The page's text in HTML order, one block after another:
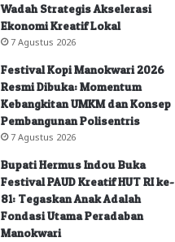
Wadah Strategis Akselerasi
Ekonomi Kreatif Lokal
7 Agustus 2026
Festival Kopi Manokwari 2026
Resmi Dibuka: Momentum
Kebangkitan UMKM dan Konsep
Pembangunan Polisentris
7 Agustus 2026
Bupati Hermus Indou Buka
Festival PAUD Kreatif HUT RI ke-
81: Tegaskan Anak Adalah
Fondasi Utama Peradaban
Manokwari